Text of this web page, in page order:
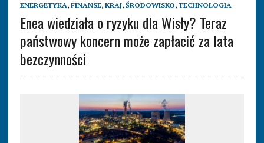
ENERGETYKA, FINANSE, KRAJ, ŚRODOWISKO, TECHNOLOGIA
Enea wiedziała o ryzyku dla Wisły? Teraz
państwowy koncern może zapłacić za lata
bezczynności